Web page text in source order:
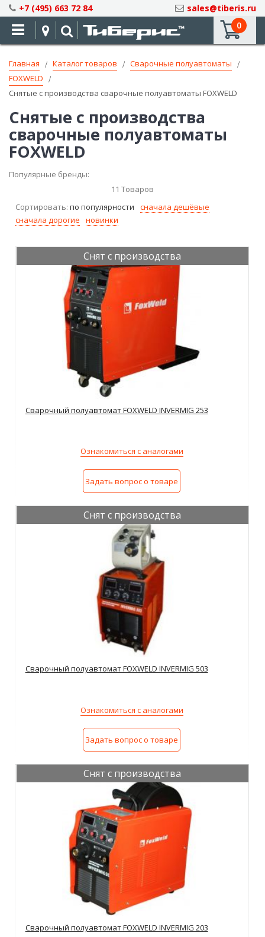
Skip
to
Content
+7 (495) 663 72 84
sales@tiberis.ru
0
Главная Каталог товаров
Сварочные полуавтоматы
FOXWELD
Снятые с производства сварочные полуавтоматы FOXWELD
Снятые с производства
сварочные полуавтоматы
FOXWELD
Популярные бренды:
11 Товаров
Сортировать: по популярности
сначала дешёвые
сначала дорогие
новинки
Снят с производства
Сварочный полуавтомат FOXWELD INVERMIG 253
Ознакомиться с аналогами
Задать вопрос о товаре
Снят с производства
Сварочный полуавтомат FOXWELD INVERMIG 503
Ознакомиться с аналогами
Задать вопрос о товаре
Снят с производства
Сварочный полуавтомат FOXWELD INVERMIG 203